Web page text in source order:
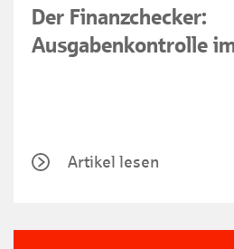
Der Finanzchecker:
Ausgabenkontrolle
Artikel lesen